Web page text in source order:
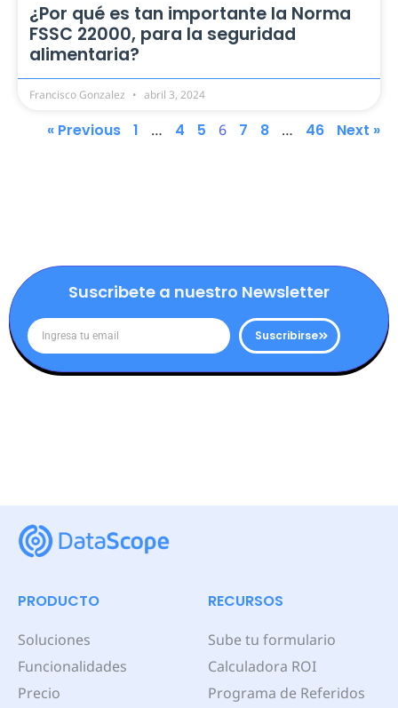
¿Por qué es tan importante la Norma
FSSC 22000, para la seguridad
alimentaria?
Francisco Gonzalez abril 3, 2024
« Previous 1 … 4 5 6 7 8 … 46 Next »
Suscribete a nuestro Newsletter
Suscribirse
PRODUCTO
Soluciones
Funcionalidades
Precio
RECURSOS
Sube tu formulario
Calculadora ROI
Programa de Referidos